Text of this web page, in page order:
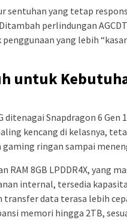
sentuhan yang tetap
perlindungan
yang lebih
untuk
ditenagai Snapdragon 6 Gen
kencang di kelasnya,
ringan sampai
8GB LPDDR4X, yang
internal, tersedia
transfer data terasa lebih
memori hingga 2TB,